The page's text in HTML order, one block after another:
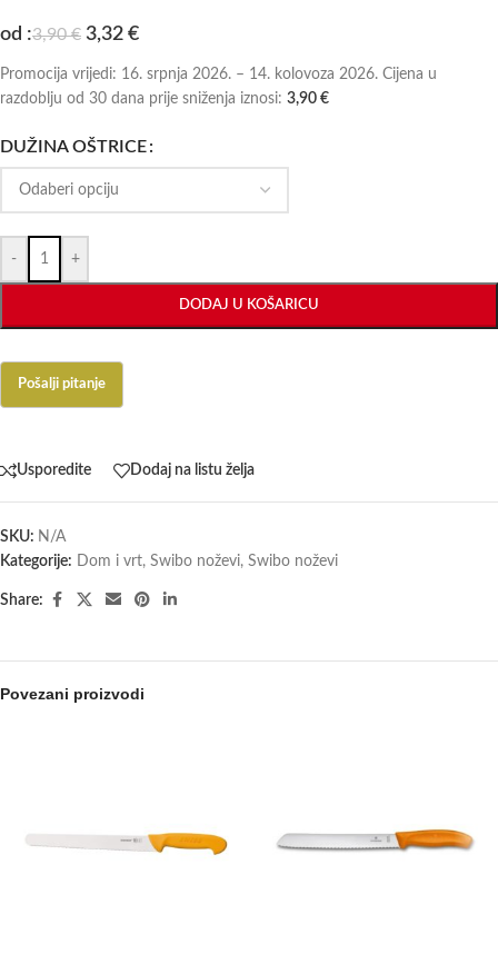
od :3,90€ 3,32 €
Promocija vrijedi: 16. srpnja 2026. – 14. kolovoza 2026. Cijena u
razdoblju od 30 dana prije sniženja iznosi: 3,90 €
DUŽINA OŠTRICE
- +
DODAJ U KOŠARICU
Usporedite Dodaj na listu želja
SKU: N/A
Kategorije: Dom i vrt, Swibo noževi, Swibo noževi
Share:
Povezani proizvodi